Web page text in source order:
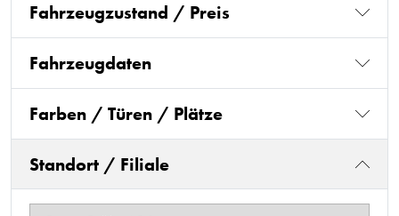
Fahrzeugzustand / Preis
Fahrzeugdaten
Farben / Türen / Plätze
Standort / Filiale